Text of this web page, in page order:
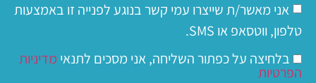
אני מאשר/ת שייצרו עמי קשר בנוגע לפנייה זו באמצעות
טלפון, ווטסאפ או SMS.
בלחיצה על כפתור השליחה, אני מסכים לתנאי מדיניות
הפרטיות